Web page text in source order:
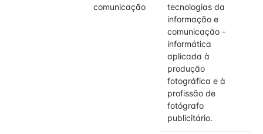
comunicação
tecnologias da
informação e
comunicação -
informática
aplicada à
produção
fotográfica e à
profissão de
fotógrafo
publicitário.